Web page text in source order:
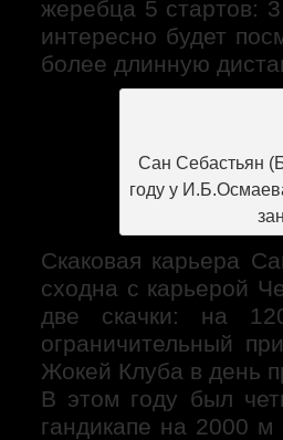
жеребца 5 стартов:
интересно будет
более длинную
Сан Себастьян
году у
Скаковая карьера
сходна с карьерой
две скачки: на
ограничительный
Жокей Клуба в день
В этом году был
гандикапе на 2000